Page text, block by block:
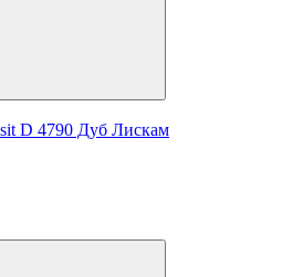
D 4790 Дуб Лискам